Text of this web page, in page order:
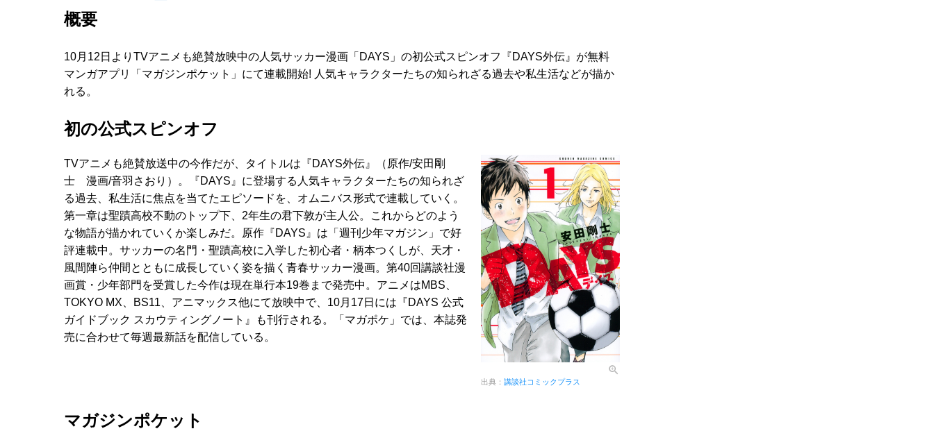
概要
10月12日よりTVアニメも絶賛放映中の人気サッカー漫画「DAYS」の初公式スピンオフ『DAYS外伝』が無料
マンガアプリ「マガジンポケット」にて連載開始! 人気キャラクターたちの知られざる過去や私生活などが描か
れる。
初の公式スピンオフ
出典： 講談社コミックプラス
TVアニメも絶賛放送中の今作だが、タイトルは『DAYS外伝』（原作/安田剛
士 漫画/音羽さおり）。『DAYS』に登場する人気キャラクターたちの知られざ
る過去、私生活に焦点を当てたエピソードを、オムニバス形式で連載していく。
第一章は聖蹟高校不動のトップ下、2年生の君下敦が主人公。これからどのよう
な物語が描かれていくか楽しみだ。原作『DAYS』は「週刊少年マガジン」で好
評連載中。サッカーの名門・聖蹟高校に入学した初心者・柄本つくしが、天才・
風間陣ら仲間とともに成長していく姿を描く青春サッカー漫画。第40回講談社漫
画賞・少年部門を受賞した今作は現在単行本19巻まで発売中。アニメはMBS、
TOKYO MX、BS11、アニマックス他にて放映中で、10月17日には『DAYS 公式
ガイドブック スカウティングノート』も刊行される。「マガポケ」では、本誌発
売に合わせて毎週最新話を配信している。
マガジンポケット